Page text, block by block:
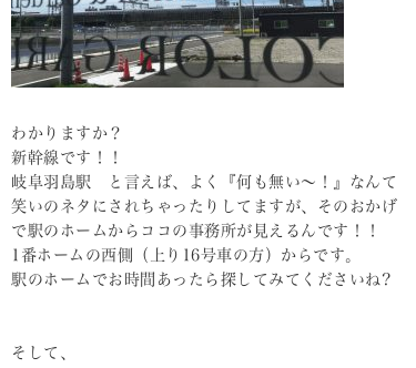
わかりますか？
新幹線です！！
岐阜羽島駅 と言えば、よく『何も無い～！』なんて
笑いのネタにされちゃったりしてますが、そのおかげ
で駅のホームからココの事務所が見えるんです！！
1番ホームの西側（上り16号車の方）からです。
駅のホームでお時間あったら探してみてくださいね?
そして、